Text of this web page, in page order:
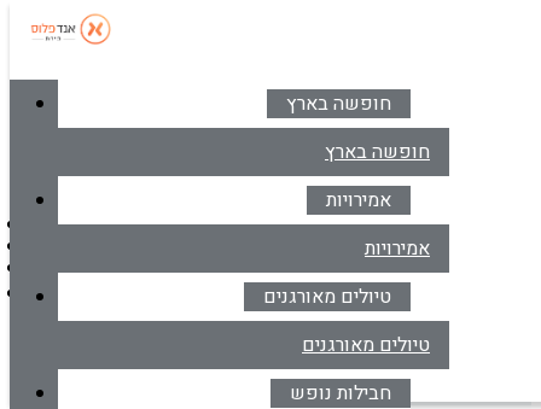
סניפים
דברו איתנו בווטסאפ
חופשה בארץ
חופשה בארץ
אמירויות
אמירויות
טיולים מאורגנים
טיולים מאורגנים
חבילות נופש
חבילות נופש